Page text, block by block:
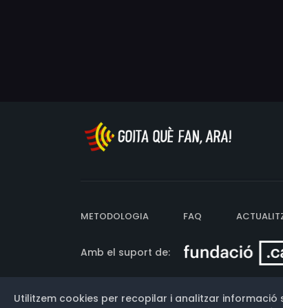
METODOLOGIA FAQ
Amb el suport de:
Utilitzem cookies per recopilar i analitzar